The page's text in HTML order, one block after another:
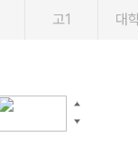
고1 대